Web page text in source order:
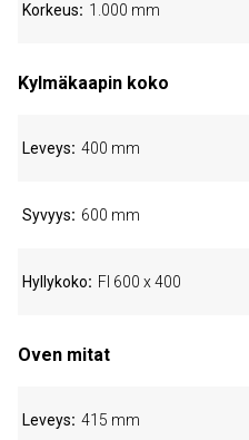
Korkeus 1.000 mm
Kylmäkaapin koko
Leveys 400 mm
Syvyys 600 mm
Hyllykoko FI 600 x 400
Oven mitat
Leveys 415 mm